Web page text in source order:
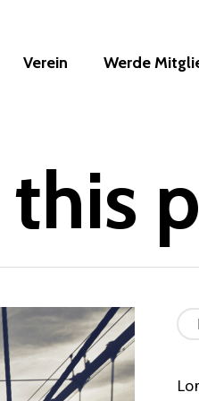
Verein Werde